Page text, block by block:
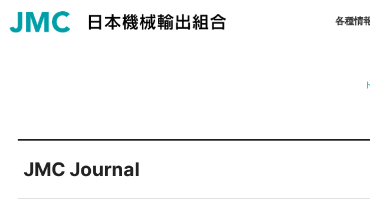
各種情
JMC Journal